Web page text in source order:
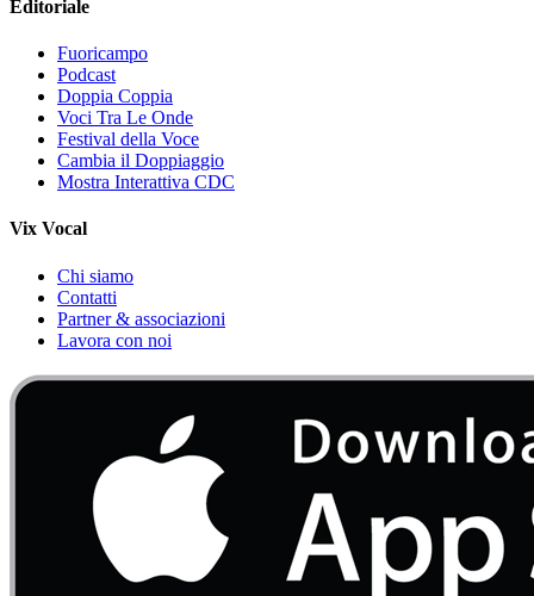
Editoriale
Fuoricampo
Podcast
Doppia Coppia
Voci Tra Le Onde
Festival della Voce
Cambia il Doppiaggio
Mostra Interattiva CDC
Vix Vocal
Chi siamo
Contatti
Partner & associazioni
Lavora con noi